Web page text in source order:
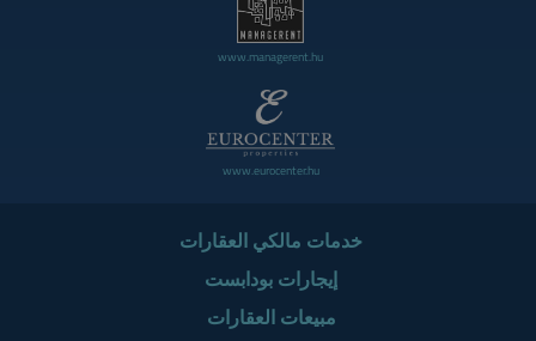
www.managerent.hu
www.eurocenter.hu
خدمات مالكي العقارات
إيجارات بودابست
مبيعات العقارات